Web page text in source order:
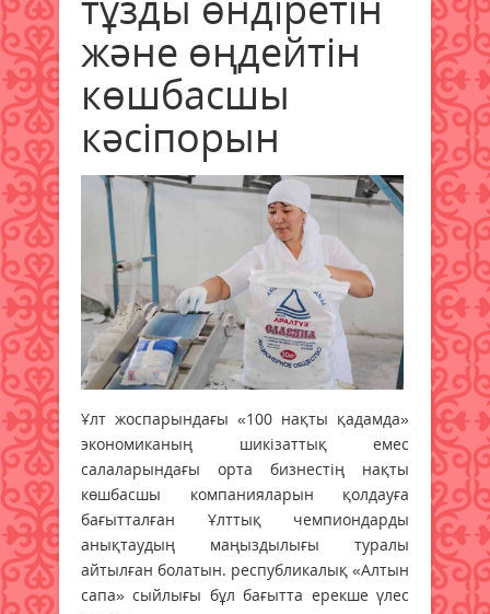
және өңдейтін
көшбасшы
кәсіпорын
Ұлт жоспарындағы «100 нақты қадамда»
экономиканың шикізаттық емес
салаларындағы орта бизнестің нақты
көшбасшы компанияларын қолдауға
бағытталған Ұлттық чемпиондарды
анықтаудың маңыздылығы туралы
айтылған болатын. республикалық «Алтын
сапа» сыйлығы бұл бағытта ерекше үлес